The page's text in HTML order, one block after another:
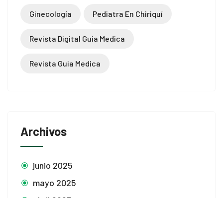
güncel giriş
Ginecología Pediatra En Chiriquí
Revista Digital Guia Medica
Revista Guia Medica
Archivos
junio 2025
mayo 2025